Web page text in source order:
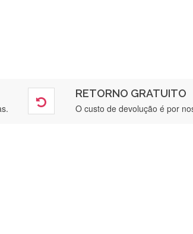
RETORNO GRATUITO
O custo de devolução é por